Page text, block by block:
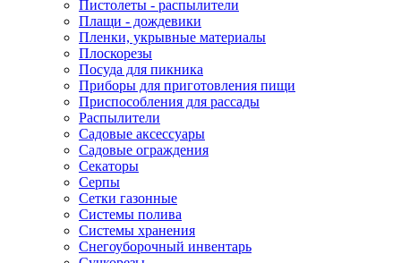
Пистолеты - распылители
Плащи - дождевики
Пленки, укрывные материалы
Плоскорезы
Посуда для пикника
Приборы для приготовления пищи
Приспособления для рассады
Распылители
Садовые аксессуары
Садовые ограждения
Секаторы
Серпы
Сетки газонные
Системы полива
Системы хранения
Снегоуборочный инвентарь